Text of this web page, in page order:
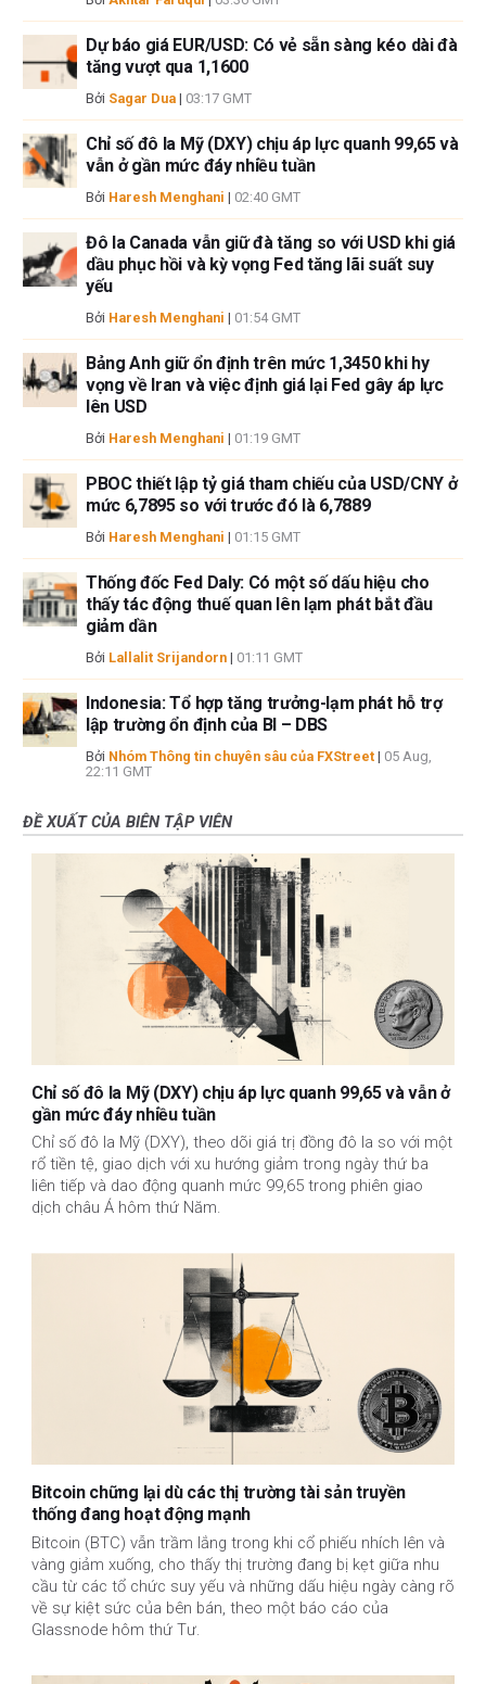
FXStreet và tác giả không cung cấp các đề xuất được cá nhân hóa. Tác
giả không cam đoan về tính chính xác, đầy đủ hoặc phù hợp của thông
tin này. FXStreet và tác giả sẽ không chịu trách nhiệm về bất kỳ sai sót,
thiếu sót hoặc bất kỳ tổn thất, thương tích hoặc thiệt hại nào phát sinh từ
thông tin này và việc hiển thị hoặc sử dụng thông tin này. Ngoại trừ các
lỗi và thiếu sót.
Tác giả và FXStreet không phải là các cố vấn đầu tư đã đăng ký và không
có nội dung nào trong bài viết này nhằm mục đích tư vấn đầu tư.
Dự báo giá EUR/USD: Có vẻ sẵn sàng kéo dài đà
tăng vượt qua 1,1600
Bởi Sagar Dua | 03:17 GMT
Chỉ số đô la Mỹ (DXY) chịu áp lực quanh 99,65 và
vẫn ở gần mức đáy nhiều tuần
Bởi Haresh Menghani | 02:40 GMT
Đô la Canada vẫn giữ đà tăng so với USD khi giá
dầu phục hồi và kỳ vọng Fed tăng lãi suất suy
yếu
Bởi Haresh Menghani | 01:54 GMT
Bảng Anh giữ ổn định trên mức 1,3450 khi hy
vọng về Iran và việc định giá lại Fed gây áp lực
lên USD
Bởi Haresh Menghani | 01:19 GMT
PBOC thiết lập tỷ giá tham chiếu của USD/CNY ở
mức 6,7895 so với trước đó là 6,7889
Bởi Haresh Menghani | 01:15 GMT
Thống đốc Fed Daly: Có một số dấu hiệu cho
thấy tác động thuế quan lên lạm phát bắt đầu
giảm dần
Bởi Lallalit Srijandorn | 01:11 GMT
Indonesia: Tổ hợp tăng trưởng-lạm phát hỗ trợ
lập trường ổn định của BI – DBS
Bởi Nhóm Thông tin chuyên sâu của FXStreet | 05 Aug,
22:11 GMT
ĐỀ XUẤT CỦA BIÊN TẬP VIÊN
Chỉ số đô la Mỹ (DXY) chịu áp lực quanh 99,65 và vẫn ở
gần mức đáy nhiều tuần
Chỉ số đô la Mỹ (DXY), theo dõi giá trị đồng đô la so với một
rổ tiền tệ, giao dịch với xu hướng giảm trong ngày thứ ba
liên tiếp và dao động quanh mức 99,65 trong phiên giao
dịch châu Á hôm thứ Năm.
Bitcoin chững lại dù các thị trường tài sản truyền
thống đang hoạt động mạnh
Bitcoin (BTC) vẫn trầm lắng trong khi cổ phiếu nhích lên và
vàng giảm xuống, cho thấy thị trường đang bị kẹt giữa nhu
cầu từ các tổ chức suy yếu và những dấu hiệu ngày càng rõ
về sự kiệt sức của bên bán, theo một báo cáo của
Glassnode hôm thứ Tư.